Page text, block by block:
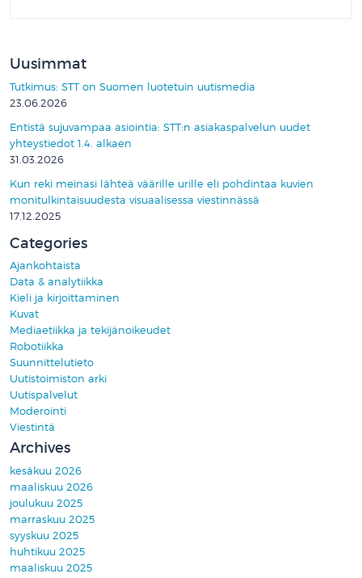
Uusimmat
Tutkimus: STT on Suomen luotetuin uutismedia
23.06.2026
Entistä sujuvampaa asiointia: STT:n asiakaspalvelun uudet
yhteystiedot 1.4. alkaen
31.03.2026
Kun reki meinasi lähteä väärille urille eli pohdintaa kuvien
monitulkintaisuudesta visuaalisessa viestinnässä
17.12.2025
Categories
Ajankohtaista
Data & analytiikka
Kieli ja kirjoittaminen
Kuvat
Mediaetiikka ja tekijänoikeudet
Robotiikka
Suunnittelutieto
Uutistoimiston arki
Uutispalvelut
Moderointi
Viestintä
Archives
kesäkuu 2026
maaliskuu 2026
joulukuu 2025
marraskuu 2025
syyskuu 2025
huhtikuu 2025
maaliskuu 2025